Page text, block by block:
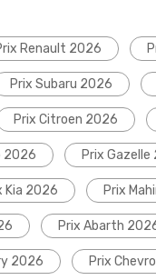
Renault 2026
Prix Subaru 2026
Prix Citroen 2026
2026 Prix Gazelle
Kia 2026 Prix
Prix Abarth
2026 Prix